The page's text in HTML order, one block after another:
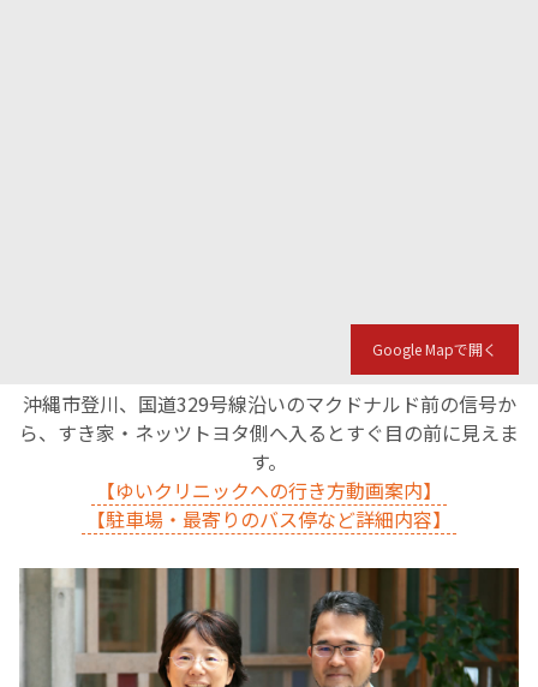
Google Mapで開く
沖縄市登川、国道329号線沿いのマクドナルド前の信号か
ら、すき家・ネッツトヨタ側へ入るとすぐ目の前に見えま
す。
【ゆいクリニックへの行き方動画案内】
【駐車場・最寄りのバス停など詳細内容】